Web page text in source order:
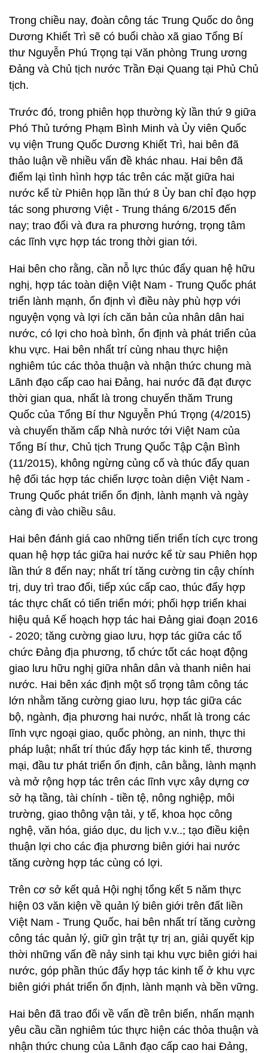
Trong chiều nay, đoàn công tác Trung Quốc do ông
Dương Khiết Trì sẽ có buổi chào xã giao Tổng Bí
thư Nguyễn Phú Trọng tại Văn phòng Trung ương
Đảng và Chủ tịch nước Trần Đại Quang tại Phủ Chủ
tịch.
Trước đó, trong phiên họp thường kỳ lần thứ 9 giữa
Phó Thủ tướng Phạm Bình Minh và Ủy viên Quốc
vụ viện Trung Quốc Dương Khiết Trì, hai bên đã
thảo luận về nhiều vấn đề khác nhau. Hai bên đã
điểm lại tình hình hợp tác trên các mặt giữa hai
nước kể từ Phiên họp lần thứ 8 Ủy ban chỉ đạo hợp
tác song phương Việt - Trung tháng 6/2015 đến
nay; trao đổi và đưa ra phương hướng, trọng tâm
các lĩnh vực hợp tác trong thời gian tới.
Hai bên cho rằng, cần nỗ lực thúc đẩy quan hệ hữu
nghị, hợp tác toàn diện Việt Nam - Trung Quốc phát
triển lành mạnh, ổn định vì điều này phù hợp với
nguyện vọng và lợi ích căn bản của nhân dân hai
nước, có lợi cho hoà bình, ổn định và phát triển của
khu vực. Hai bên nhất trí cùng nhau thực hiện
nghiêm túc các thỏa thuận và nhận thức chung mà
Lãnh đạo cấp cao hai Đảng, hai nước đã đạt được
thời gian qua, nhất là trong chuyến thăm Trung
Quốc của Tổng Bí thư Nguyễn Phú Trọng (4/2015)
và chuyến thăm cấp Nhà nước tới Việt Nam của
Tổng Bí thư, Chủ tịch Trung Quốc Tập Cận Bình
(11/2015), không ngừng củng cố và thúc đẩy quan
hệ đối tác hợp tác chiến lược toàn diện Việt Nam -
Trung Quốc phát triển ổn định, lành mạnh và ngày
càng đi vào chiều sâu.
Hai bên đánh giá cao những tiến triển tích cực trong
quan hệ hợp tác giữa hai nước kể từ sau Phiên họp
lần thứ 8 đến nay; nhất trí tăng cường tin cậy chính
trị, duy trì trao đổi, tiếp xúc cấp cao, thúc đẩy hợp
tác thực chất có tiến triển mới; phối hợp triển khai
hiệu quả Kế hoạch hợp tác hai Đảng giai đoạn 2016
- 2020; tăng cường giao lưu, hợp tác giữa các tổ
chức Đảng địa phương, tổ chức tốt các hoạt động
giao lưu hữu nghị giữa nhân dân và thanh niên hai
nước. Hai bên xác định một số trọng tâm công tác
lớn nhằm tăng cường giao lưu, hợp tác giữa các
bộ, ngành, địa phương hai nước, nhất là trong các
lĩnh vực ngoại giao, quốc phòng, an ninh, thực thi
pháp luật; nhất trí thúc đẩy hợp tác kinh tế, thương
mại, đầu tư phát triển ổn định, cân bằng, lành mạnh
và mở rộng hợp tác trên các lĩnh vực xây dựng cơ
sở hạ tầng, tài chính - tiền tệ, nông nghiệp, môi
trường, giao thông vận tải, y tế, khoa học công
nghệ, văn hóa, giáo dục, du lịch v.v..; tạo điều kiện
thuận lợi cho các địa phương biên giới hai nước
tăng cường hợp tác cùng có lợi.
Trên cơ sở kết quả Hội nghị tổng kết 5 năm thực
hiện 03 văn kiện về quản lý biên giới trên đất liền
Việt Nam - Trung Quốc, hai bên nhất trí tăng cường
công tác quản lý, giữ gìn trật tự trị an, giải quyết kịp
thời những vấn đề nảy sinh tại khu vực biên giới hai
nước, góp phần thúc đẩy hợp tác kinh tế ở khu vực
biên giới phát triển ổn định, lành mạnh và bền vững.
Hai bên đã trao đổi về vấn đề trên biển, nhấn mạnh
yêu cầu cần nghiêm túc thực hiện các thỏa thuận và
nhận thức chung của Lãnh đạo cấp cao hai Đảng,